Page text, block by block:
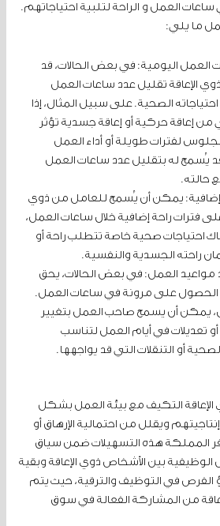
العمل و الراحة لتلبية احتياجاتهم.
ما يلي:
العمل اليومية: في بعض الحالات، قد
الإعاقة تقليل عدد ساعات العمل
الصحية. على سبيل المثال، إذا
من إعاقة حركية أو إعاقة جسدية تؤثر
لفترات طويلة أو أداء العمل
له بتقليل عدد ساعات العمل
حالته.
إضافية: يمكن أن يُسمح للعامل من ذوي
فترات راحة إضافية خلال ساعات العمل،
احتياجات صحية خاصة تتطلب راحة أو
راحته الجسدية والنفسية.
مواعيد العمل: في بعض الحالات، يحق
الحصول على مرونة في ساعات العمل.
يمكن أن يسمح صاحب العمل بتغيير
تعديلات في أيام العمل لتناسب
أو التنقلات التي قد يواجهها.
الإعاقة التكيف مع بيئة العمل بشكل
ويقلل من احتمالية الإرهاق أو
المملكة هذه التسهيلات ضمن سياق
الوظيفية بين الأشخاص ذوي الإعاقة وبقية
الفرص في التوظيف والترقية، حيث يتم
من المشاركة الفعالة في سوق